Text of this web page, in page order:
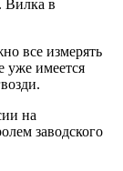
Вилка в
все измерять
уже имеется
на
заводского